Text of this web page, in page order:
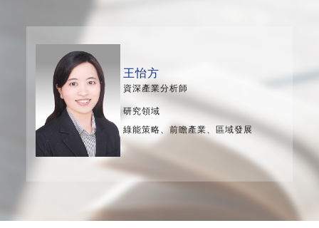
王怡方
資深產業分析師
研究領域
綠能策略、前瞻產業、區域發展